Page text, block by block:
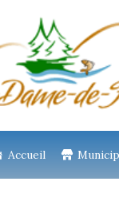
Accueil